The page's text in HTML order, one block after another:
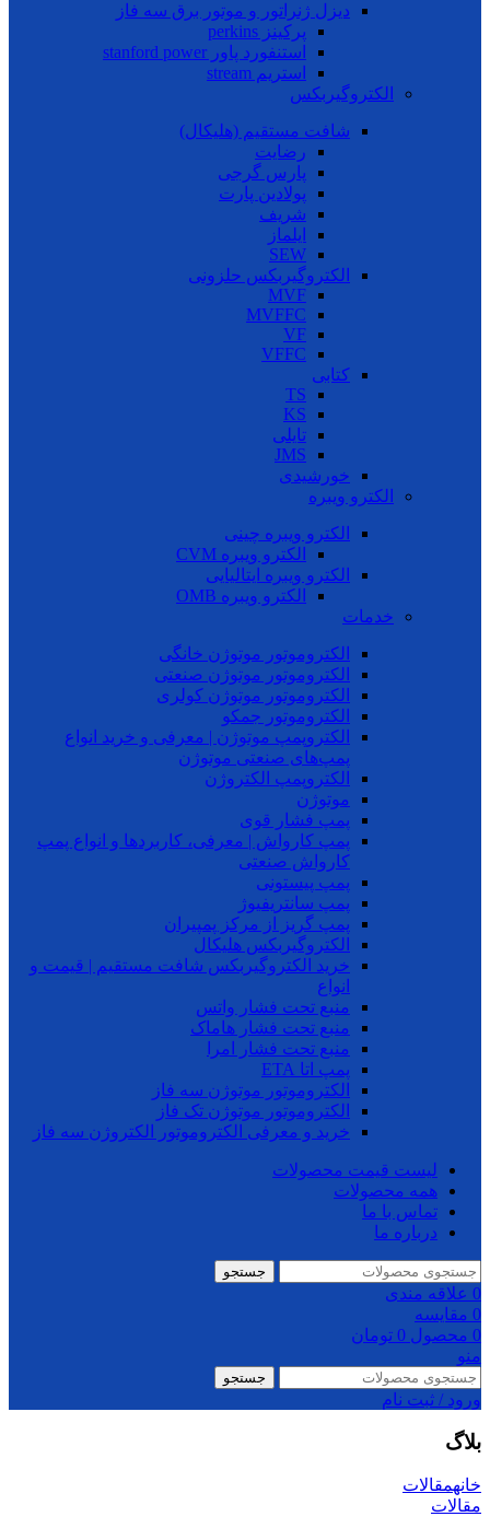
دیزل ژنراتور و موتور برق سه فاز
پرکینز perkins
استنفورد پاور stanford power
استریم stream
الکتروگیربکس
شافت مستقیم (هلیکال)
رضایت
پارس گرجی
پولادین پارت
شریف
ایلماز
SEW
الکتروگیربکس حلزونی
MVF
MVFFC
VF
VFFC
کتابی
TS
KS
تایلی
JMS
خورشیدی
الکترو ویبره
الکترو ویبره چینی
الکترو ویبره CVM
الکترو ویبره ایتالیایی
الکترو ویبره OMB
خدمات
الکتروموتور موتوژن خانگی
الکتروموتور موتوژن صنعتی
الکتروموتور موتوژن کولری
الکتروموتور جمکو
الکتروپمپ موتوژن | معرفی و خرید انواع
پمپ‌های صنعتی موتوژن
الکتروپمپ الکتروژن
موتوژن
پمپ فشار قوی
پمپ کارواش | معرفی، کاربردها و انواع پمپ
کارواش صنعتی
پمپ پیستونی
پمپ سانتریفیوژ
پمپ گریز از مرکز پمپیران
الکتروگیربکس هلیکال
خرید الکتروگیربکس شافت مستقیم | قیمت و
انواع
منبع تحت فشار واتس
منبع تحت فشار هاماک
منبع تحت فشار امرا
پمپ اتا ETA
الکتروموتور موتوژن سه فاز
الکتروموتور موتوژن تک فاز
خرید و معرفی الکتروموتور الکتروژن سه فاز
لیست قیمت محصولات
همه محصولات
تماس با ما
درباره ما
جستجو
0 علاقه مندی
0 مقایسه
0 محصول 0 تومان
منو
جستجو
ورود / ثبت نام
بلاگ
خانهمقالات
مقالات